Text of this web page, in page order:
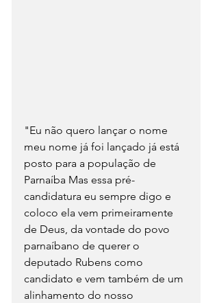
"Eu não quero lançar o nome
meu nome já foi lançado já está
posto para a população de
Parnaíba Mas essa pré-
candidatura eu sempre digo e
coloco ela vem primeiramente
de Deus, da vontade do povo
parnaíbano de querer o
deputado Rubens como
candidato e vem também de um
alinhamento do nosso